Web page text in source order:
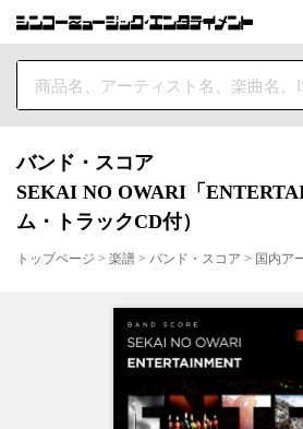
バンド・スコア
SEKAI NO OWARI「
ム・トラックCD付）
トップページ > 楽譜 > バンド・スコア > 国内ア